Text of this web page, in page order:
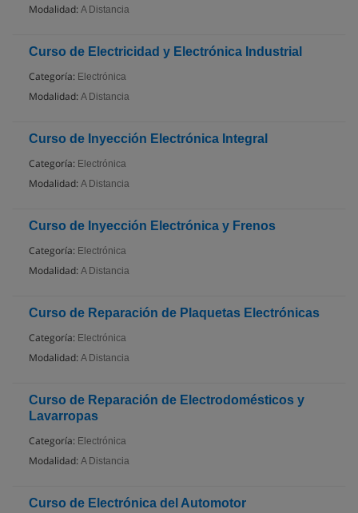
Modalidad: A Distancia
Curso de Electricidad y Electrónica Industrial
Categoría: Electrónica
Modalidad: A Distancia
Curso de Inyección Electrónica Integral
Categoría: Electrónica
Modalidad: A Distancia
Curso de Inyección Electrónica y Frenos
Categoría: Electrónica
Modalidad: A Distancia
Curso de Reparación de Plaquetas Electrónicas
Categoría: Electrónica
Modalidad: A Distancia
Curso de Reparación de Electrodomésticos y
Lavarropas
Categoría: Electrónica
Modalidad: A Distancia
Curso de Electrónica del Automotor